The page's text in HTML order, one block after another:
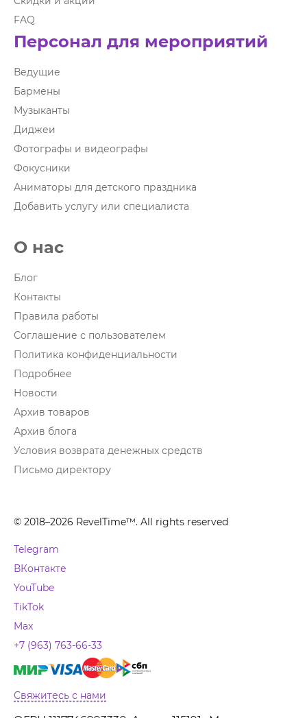
FAQ
Персонал для мероприятий
Ведущие
Бармены
Музыканты
Диджеи
Фотографы и видеографы
Фокусники
Аниматоры для детского праздника
Добавить услугу или специалиста
О нас
Блог
Контакты
Правила работы
Соглашение с пользователем
Политика конфиденциальности
Подробнее
Новости
Архив товаров
Архив блога
Условия возврата денежных средств
Письмо директору
© 2018–2026 RevelTime™. All rights reserved
Telegram
ВКонтакте
YouTube
TikTok
Max
+7 (963) 763-66-33
Свяжитесь с нами